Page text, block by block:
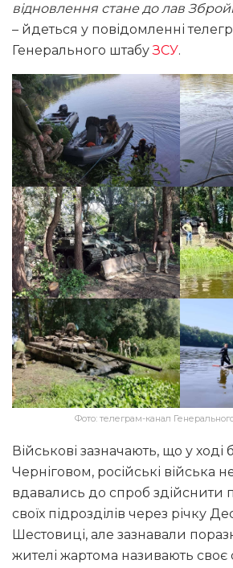
відновлення стане до лав
– йдеться у повідомленні
Генерального штабуЗСУ.
Фото: телеграм-канал
Військові зазначають, що у ході
Черніговом, російські війська
вдавались до спроб здійснити
своїх підрозділів через річку
Шестовиці, але зазнавали
жителі жартома називають